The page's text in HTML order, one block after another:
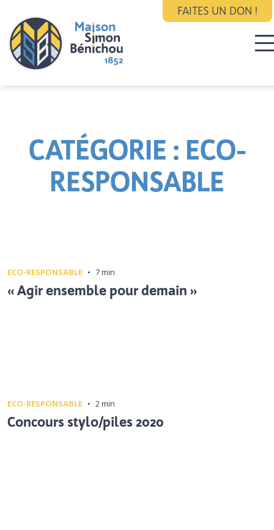
FAITES UN DON !
CATÉGORIE : ECO-
RESPONSABLE
ECO-RESPONSABLE • 7 min
« Agir ensemble pour demain »
ECO-RESPONSABLE • 2 min
Concours stylo/piles 2020